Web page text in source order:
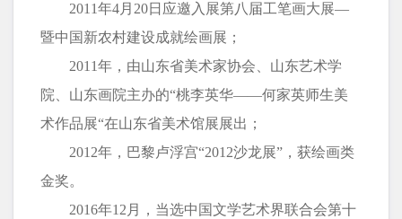
2011年4月20日应邀入展第八届工笔画大展—
暨中国新农村建设成就绘画展；
2011年，由山东省美术家协会、山东艺术学
院、山东画院主办的“桃李英华——何家英师生美
术作品展“在山东省美术馆展展出；
2012年，巴黎卢浮宫“2012沙龙展”，获绘画类
金奖。
2016年12月，当选中国文学艺术界联合会第十